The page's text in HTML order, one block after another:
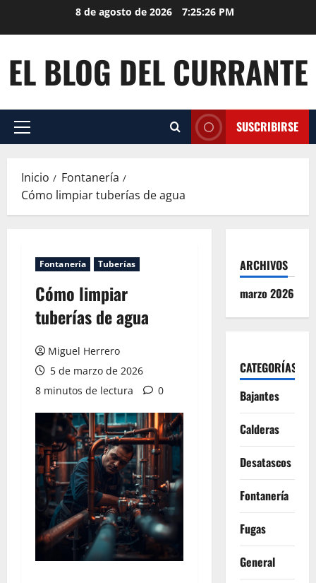
8 de agosto de 2026 7:25:27 PM
EL BLOG DEL CURRANTE
Menú
SUSCRIBIRSE
Inicio
Fontanería
Cómo limpiar tuberías de agua
Fontanería Tuberías
Cómo limpiar
tuberías de agua
Miguel Herrero
5 de marzo de 2026
8 minutos de lectura
0
ARCHIVOS
marzo 2026
CATEGORÍAS
Bajantes
Calderas
Desatascos
Fontanería
Fugas
General